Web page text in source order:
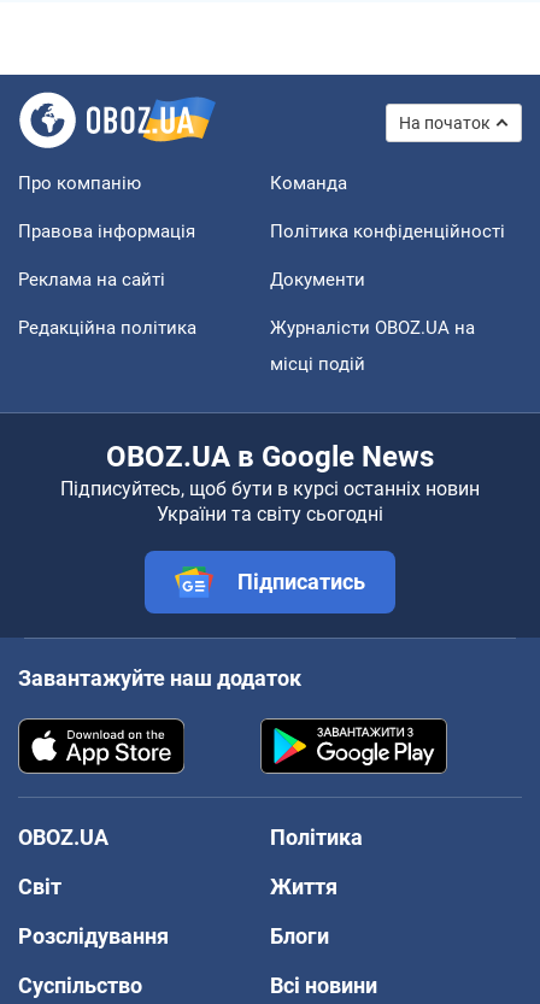
На початок
Про компанію Команда
Правова інформація Політика конфіденційності
Реклама на сайті Документи
Редакційна політика
Журналісти OBOZ.UA на
місці подій
OBOZ.UA в Google News
Підписуйтесь, щоб бути в курсі останніх новин
України та світу сьогодні
Підписатись
Завантажуйте наш додаток
OBOZ.UA
Політика
Світ
Життя
Розслідування
Блоги
Суспільство
Всі новини